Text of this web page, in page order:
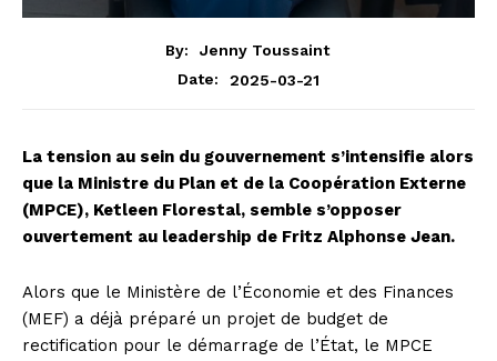
By:
Jenny Toussaint
Date:
2025-03-21
La tension au sein du gouvernement s’intensifie alors
que la Ministre du Plan et de la Coopération Externe
(MPCE), Ketleen Florestal, semble s’opposer
ouvertement au leadership de Fritz Alphonse Jean.
Alors que le Ministère de l’Économie et des Finances
(MEF) a déjà préparé un projet de budget de
rectification pour le démarrage de l’État, le MPCE